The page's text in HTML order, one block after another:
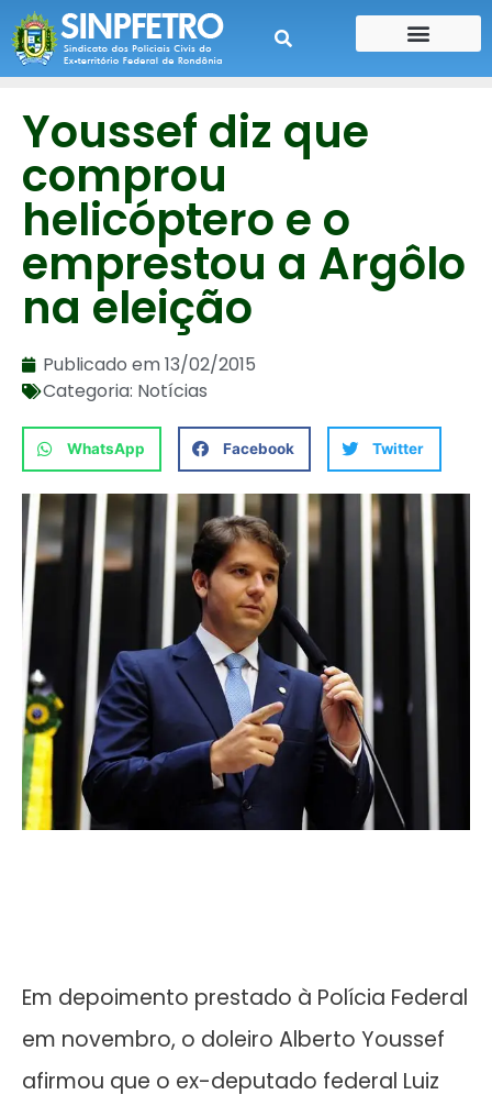
Youssef diz que
comprou
helicóptero e o
emprestou a Argôlo
na eleição
Publicado em13/02/2015
Categoria: Notícias
WhatsApp Facebook Twitter
Em depoimento prestado à Polícia Federal
em novembro, o doleiro Alberto Youssef
afirmou que o ex-deputado federal Luiz